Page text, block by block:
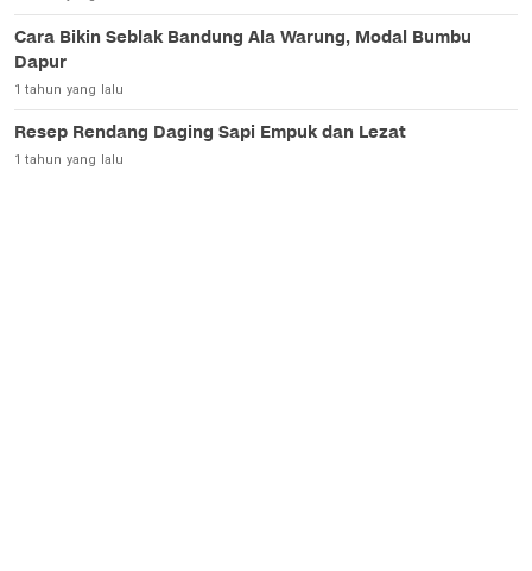
Cara Bikin Seblak Bandung Ala Warung, Modal Bumbu
Dapur
1 tahun yang lalu
Resep Rendang Daging Sapi Empuk dan Lezat
1 tahun yang lalu